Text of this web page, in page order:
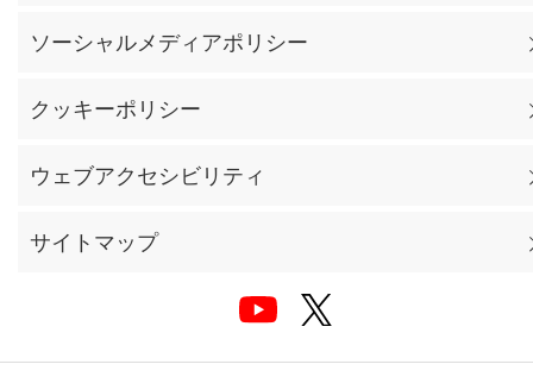
ソーシャルメディアポリシー
クッキーポリシー
ウェブアクセシビリティ
サイトマップ